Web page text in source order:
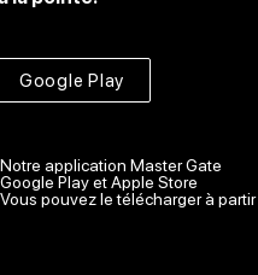
Google Play
Notre application Master Gate
Google Play et Apple Store
Vous pouvez le télécharger à partir